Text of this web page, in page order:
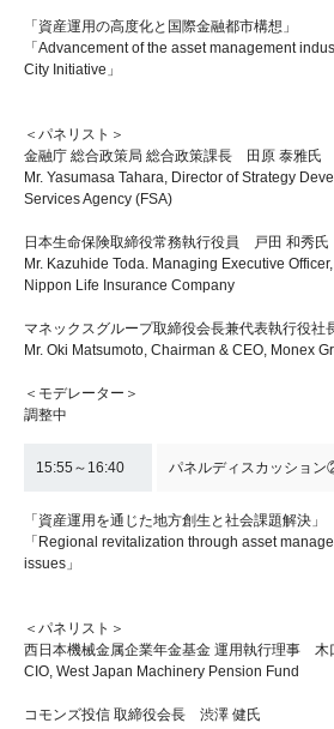
「資産運用の高度化と国際金融都市構想」
「Advancement of the asset management
City Initiative」
＜パネリスト＞
金融庁 総合政策局 総合政策課長 田原 泰雅氏
Mr. Yasumasa Tahara, Director of Strategy
Services Agency (FSA)
日本生命保険取締役常務執行役員 戸田 和秀氏
Mr. Kazuhide Toda. Managing Executive
Nippon Life Insurance Company
マネックスグループ取締役会長兼代表執行役
Mr. Oki Matsumoto, Chairman & CEO, Monex
＜モデレーター＞
調整中
15:55～16:40 パネルディスカッショ
「資産運用を通じた地方創生と社会課題解決」
「Regional revitalization through asset
issues」
＜パネリスト＞
西日本機械金属企業年金基金 運用執行理事 木
CIO, West Japan Machinery Pension Fund
コモンズ投信 取締役会長 渋澤 健氏